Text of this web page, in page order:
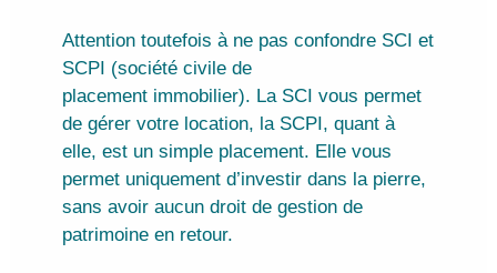
Attention toutefois à ne pas confondre SCI et
SCPI (société civile de
placement immobilier). La SCI vous permet
de gérer votre location, la SCPI, quant à
elle, est un simple placement. Elle vous
permet uniquement d’investir dans la pierre,
sans avoir aucun droit de gestion de
patrimoine en retour.